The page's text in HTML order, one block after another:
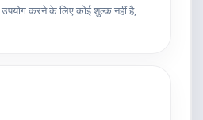
करने के लिए कोई शुल्क नहीं है,